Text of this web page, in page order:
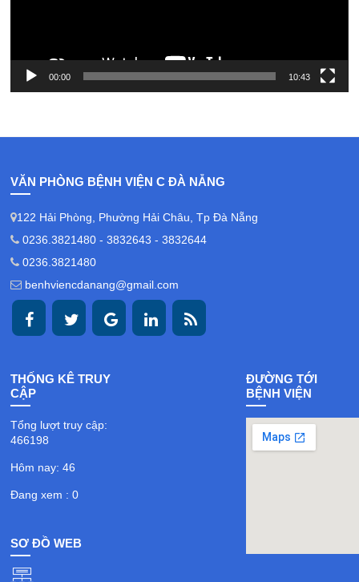
00:00 10:43
VĂN PHÒNG BỆNH VIỆN C ĐÀ NẴNG
122 Hải Phòng, Phường Hải Châu, Tp Đà Nẵng
0236.3821480 - 3832643 - 3832644
0236.3821480
benhviencdanang@gmail.com
THỐNG KÊ TRUY
CẬP
Tổng lượt truy cập:
466198
Hôm nay: 46
Đang xem : 0
SƠ ĐỒ WEB
ĐƯỜNG TỚI
BỆNH VIỆN